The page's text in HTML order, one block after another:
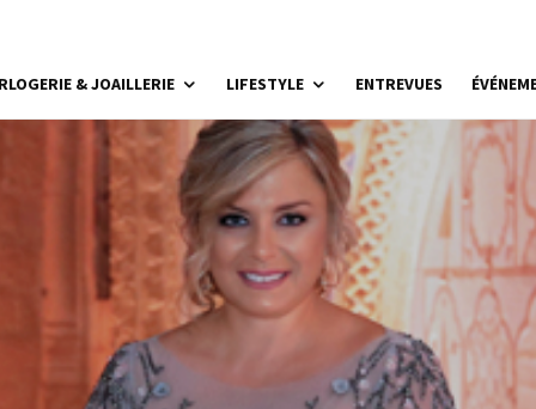
& JOAILLERIE LIFESTYLE ENTREVUES